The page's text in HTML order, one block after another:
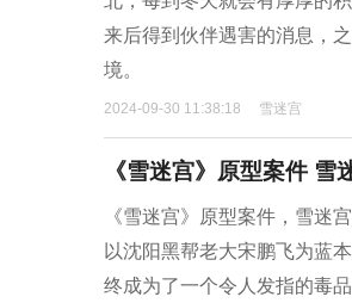
来后得到伙伴遇害的消息，
境‌。
2024-09-30 11:38:18 雪迷宫
《雪迷宫》原型案件 雪
《雪迷宫》原型案件，雪迷
以沈阳黑帮老大宋鹏飞为蓝
终成为了一个令人发指的毒品